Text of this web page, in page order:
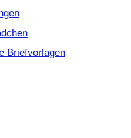
Briefvorlagen